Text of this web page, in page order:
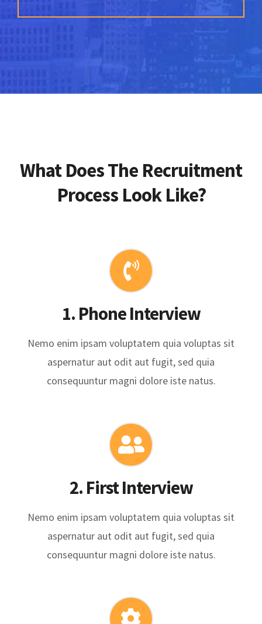
What Does The Recruitment
Process Look Like?
1. Phone Interview
Nemo enim ipsam voluptatem quia voluptas sit
aspernatur aut odit aut fugit, sed quia
consequuntur magni dolore iste natus.
2. First Interview
Nemo enim ipsam voluptatem quia voluptas sit
aspernatur aut odit aut fugit, sed quia
consequuntur magni dolore iste natus.